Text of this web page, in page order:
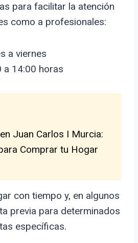
para facilitar la atención
como a profesionales:
a viernes
a 14:00 horas
Juan Carlos I Murcia:
Comprar tu Hogar
con tiempo y, en algunos
previa para determinados
específicas.